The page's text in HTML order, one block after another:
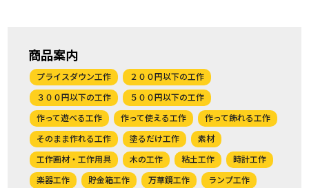
商品案内
プライスダウン工作
２００円以下の工作
３００円以下の工作
５００円以下の工作
作って遊べる工作
作って使える工作
作って飾れる工作
そのまま作れる工作
塗るだけ工作
素材
工作画材・工作用具
木の工作 粘土工作
時計工作
楽器工作
貯金箱工作 万華鏡工作
ランプ工作